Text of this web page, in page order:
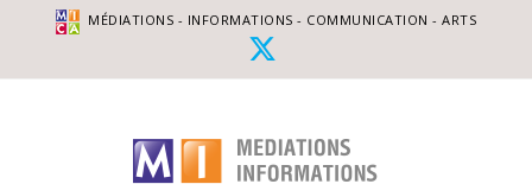
MÉDIATIONS - INFORMATIONS - COMMUNICATION - ARTS